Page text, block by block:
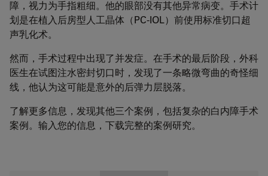
障，视力为手指粗细。他的眼部没有其他异常病变。手术计
划是在植入后房型人工晶体（PC-IOL）前使用标准切口超
声乳化术。
然而，手术过程中出现了并发症。在手术的最后阶段，外科
医生在试图注水密封切口时，发现了一条略微弯曲的奇怪细
线，他认为这可能是意外的后弹力层脱落。
了解更多信息，发现其他三个案例，包括复杂的白内障手术
案例。输入您的信息，下载完整的案例研究。